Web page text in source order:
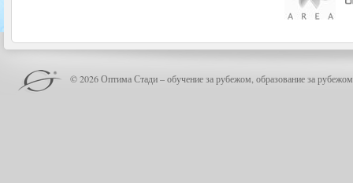
© 2026 Оптима Стади – обучение за рубежом, образование за